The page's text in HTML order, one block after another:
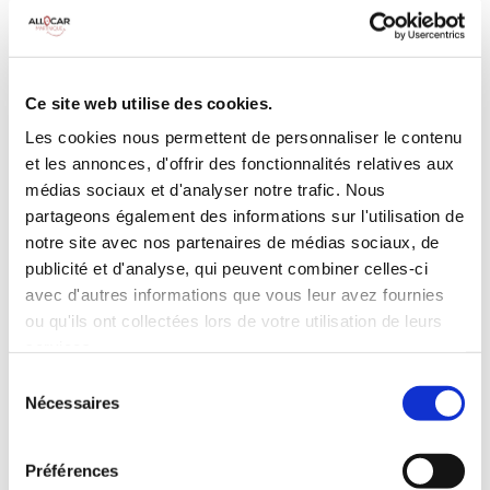
Ce site web utilise des cookies.
Les cookies nous permettent de personnaliser le contenu
et les annonces, d'offrir des fonctionnalités relatives aux
médias sociaux et d'analyser notre trafic. Nous
partageons également des informations sur l'utilisation de
notre site avec nos partenaires de médias sociaux, de
publicité et d'analyse, qui peuvent combiner celles-ci
avec d'autres informations que vous leur avez fournies
ou qu'ils ont collectées lors de votre utilisation de leurs
Nécessaires
Préférences
100 CV
INCLUS À LA LOCATION
Killométrage illimité
Assurance tous risques (hors franchise)
Carburant : plein à rendre plein
CONDITIONS DE LOCATION
Age minimum :20 ans
ASSURANCE